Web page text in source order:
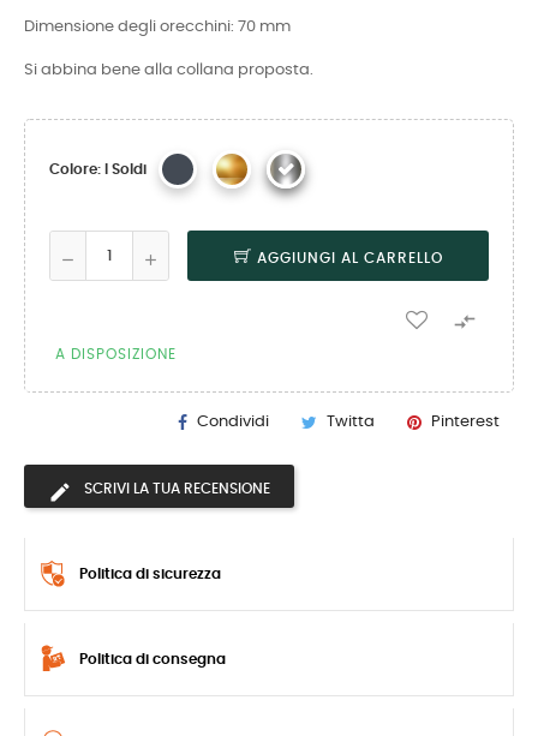
Dimensione degli orecchini: 70 mm
Si abbina bene alla collana proposta.
Colore: I Soldi
AGGIUNGI AL CARRELLO

A DISPOSIZIONE
Condividi Twitta Pinterest
SCRIVI LA TUA RECENSIONE
Politica di sicurezza
Politica di consegna